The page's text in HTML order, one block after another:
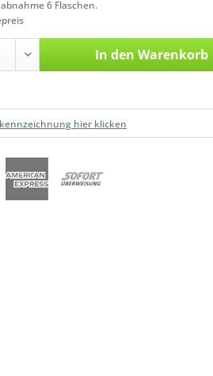
6 Flaschen.
In den Warenkorb
hier klicken